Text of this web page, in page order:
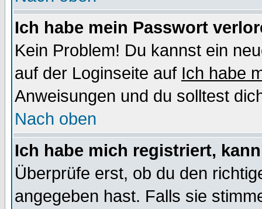
Ich habe mein Passwort
Kein Problem! Du kannst ein
auf der Loginseite auf Ich habe
Anweisungen und du solltest
Nach oben
Ich habe mich registriert,
Überprüfe erst, ob du den
angegeben hast. Falls sie